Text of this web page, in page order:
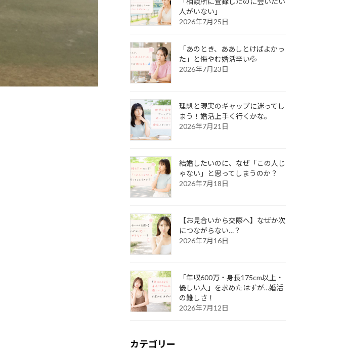
人がいない」
2026年7月25日
「あのとき、ああしとけばよかっ
た」と悔やむ婚活辛い💦
2026年7月23日
理想と現実のギャップに迷ってし
まう！婚活上手く行くかな。
2026年7月21日
結婚したいのに、なぜ「この人じ
ゃない」と思ってしまうのか？
2026年7月18日
【お見合いから交際へ】なぜか次
につながらない…？
2026年7月16日
「年収600万・身長175cm以上・
優しい人」を求めたはずが…婚活
の難しさ！
2026年7月12日
カテゴリー